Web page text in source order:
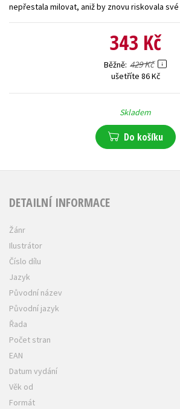
nepřestala milovat, aniž by znovu riskovala
343 Kč
Běžně 429 Kč
ušetříte 86 Kč
Skladem
Do košíku
DETAILNÍ INFORMACE
Žánr
Ilustrátor
Číslo dílu
Jazyk
Původní název
Původní jazyk
Řada
Počet stran
EAN
Datum vydání
Věk od
Formát